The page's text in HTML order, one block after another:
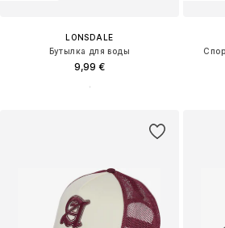
LONSDALE
Бутылка для воды
9,99 €